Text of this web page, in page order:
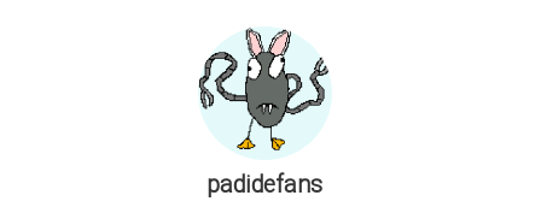
padidefans